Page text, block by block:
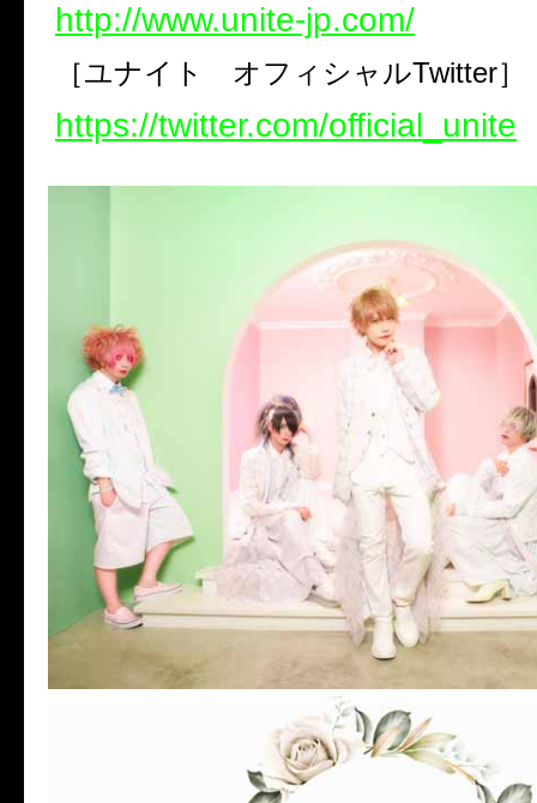
http://www.unite-jp.com/
［ユナイト オフィシャルTwitter］
https://twitter.com/official_unite